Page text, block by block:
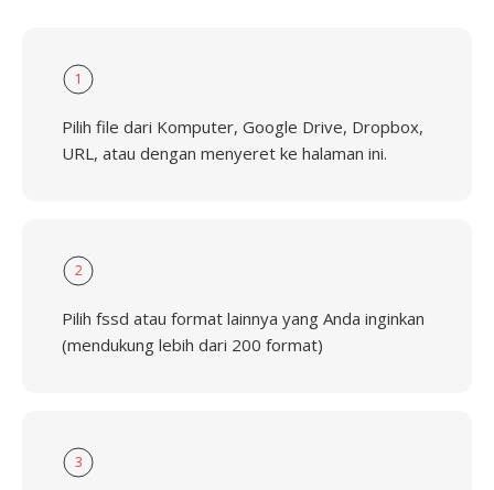
1
Pilih file dari Komputer, Google Drive, Dropbox,
URL, atau dengan menyeret ke halaman ini.
2
Pilih fssd atau format lainnya yang Anda inginkan
(mendukung lebih dari 200 format)
3